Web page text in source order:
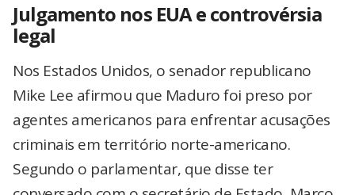
Julgamento nos EUA e controvérsia
legal
Nos Estados Unidos, o senador republicano
Mike Lee afirmou que Maduro foi preso por
agentes americanos para enfrentar acusações
criminais em território norte-americano.
Segundo o parlamentar, que disse ter